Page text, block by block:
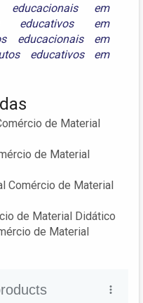
educacionais em
educativos em
educacionais em
educativos em
de Material
de Material
Comércio de Material
de Material Didático
de Material